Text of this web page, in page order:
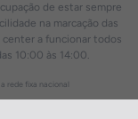
de estar sempre
na marcação das
a funcionar todos
10:00 às 14:00.
rede fixa nacional